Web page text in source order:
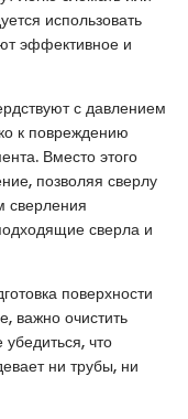
использовать
эффективное и
с давлением
к повреждению
Вместо этого
позволяя сверлу
сверления
сверла и
поверхности
важно очистить
что
ни трубы, ни